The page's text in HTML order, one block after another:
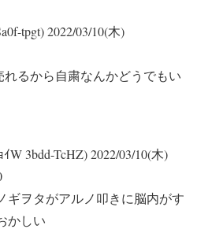
tpgt)2022/03/10(木)
れるから自粛なんかどうでもい
W 3bdd-TcHZ)2022/03/10(木)
ギヲタがアルノ叩きに脳内がす
かしい